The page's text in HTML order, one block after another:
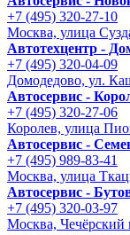
+7 (495) 320-27-10
Москва, улица
Автотехцентр -
+7 (495) 320-04-09
Домодедово, ул.
Автосервис -
+7 (495) 320-27-06
Королев, улица
Автосервис -
+7 (495) 989-83-41
Москва, улица
Автосервис -
+7 (495) 320-03-97
Москва, Чечёрский